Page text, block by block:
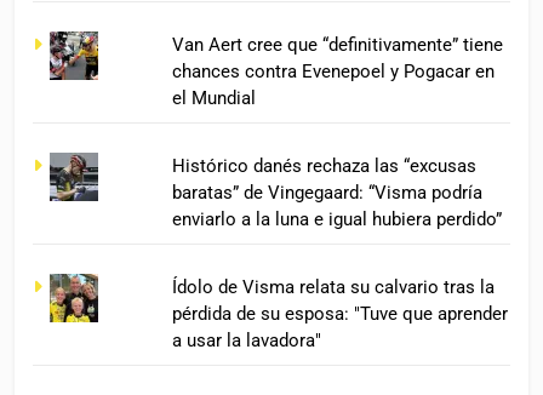
Van Aert cree que “definitivamente” tiene
chances contra Evenepoel y Pogacar en
el Mundial
Histórico danés rechaza las “excusas
baratas” de Vingegaard: “Visma podría
enviarlo a la luna e igual hubiera perdido”
Ídolo de Visma relata su calvario tras la
pérdida de su esposa: "Tuve que aprender
a usar la lavadora"